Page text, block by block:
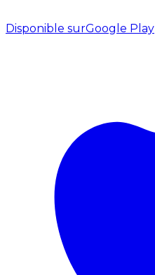
Disponible surGoogle Play